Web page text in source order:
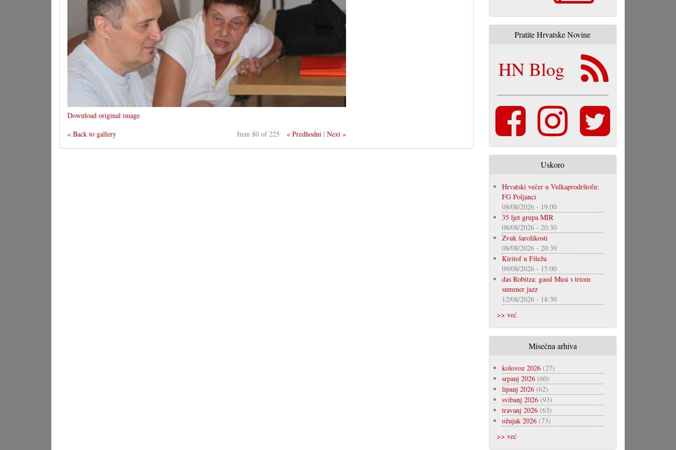
Download original image
« Back to gallery
Item 80 of 225 « Predhodni |Next »
Pratite Hrvatske Novine
HN Blog
Uskoro
Hrvatski večer u Vulkaprodrštofu:
FG Poljanci
08/08/2026 - 19:00
35 ljet grupa MIR
08/08/2026 - 20:30
Zvuk šarolikosti
08/08/2026 - 20:30
Kiritof u Filežu
09/08/2026 - 15:00
das Robitza: gassl Musi s triom
summer jazz
12/08/2026 - 18:30
>> već
Misečna arhiva
kolovoz 2026(27)
srpanj 2026(60)
lipanj 2026(62)
svibanj 2026(93)
travanj 2026(63)
ožujak 2026(73)
>> već